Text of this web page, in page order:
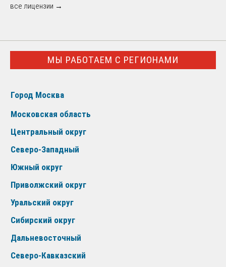
все лицензии →
МЫ РАБОТАЕМ С РЕГИОНАМИ
Город Москва
Московская область
Центральный округ
Северо-Западный
Южный округ
Приволжский округ
Уральский округ
Сибирский округ
Дальневосточный
Северо-Кавказский